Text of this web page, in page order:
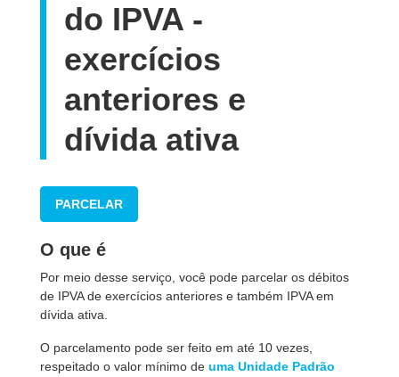
do IPVA -
exercícios
anteriores e
dívida ativa
PARCELAR
O que é
Por meio desse serviço, você pode parcelar os débitos
de IPVA de exercícios anteriores e também IPVA em
dívida ativa.
O parcelamento pode ser feito em até 10 vezes,
respeitado o valor mínimo de uma Unidade Padrão